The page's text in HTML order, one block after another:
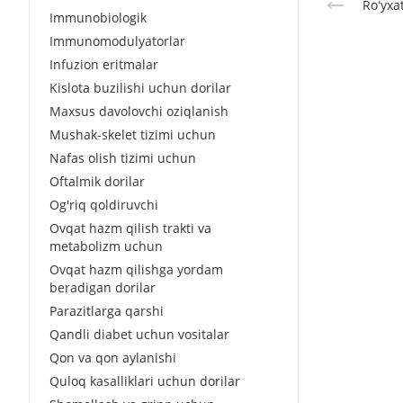
Immunobiologik
Immunomodulyatorlar
Infuzion eritmalar
Kislota buzilishi uchun dorilar
Maxsus davolovchi oziqlanish
Mushak-skelet tizimi uchun
Nafas olish tizimi uchun
Oftalmik dorilar
Og'riq qoldiruvchi
Ovqat hazm qilish trakti va
metabolizm uchun
Ovqat hazm qilishga yordam
beradigan dorilar
Parazitlarga qarshi
Qandli diabet uchun vositalar
Qon va qon aylanishi
Quloq kasalliklari uchun dorilar